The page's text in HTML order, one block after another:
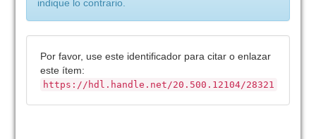
indique lo contrario.
Por favor, use este identificador para citar o enlazar
este ítem:
https://hdl.handle.net/20.500.12104/28321